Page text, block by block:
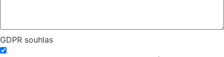
GDPR souhlas